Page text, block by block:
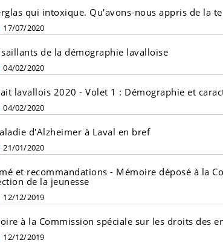
qui intoxique. Qu'avons-nous appris de la
17/07/2020
saillants de la démographie lavalloise
04/02/2020
lavallois 2020 - Volet 1 : Démographie et
04/02/2020
d'Alzheimer à Laval en bref
21/01/2020
et recommandations - Mémoire déposé à la
de la jeunesse
12/12/2019
à la Commission spéciale sur les droits des
12/12/2019